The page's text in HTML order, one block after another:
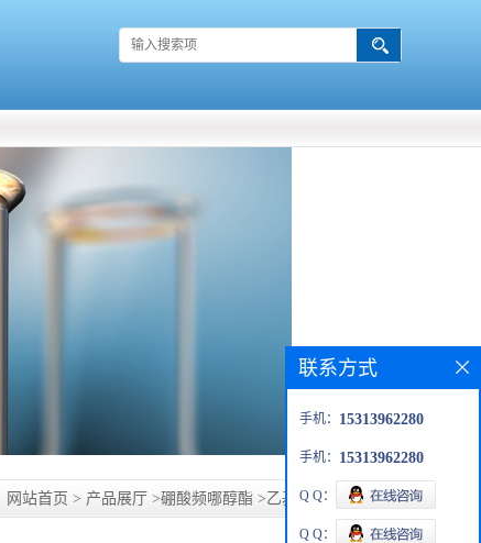
网站首页 > 产品展厅 >硼酸频哪醇酯 >乙基硼酸频哪醇酯
联系方式
手机： 15313962280
手机： 15313962280
Q Q：
Q Q：